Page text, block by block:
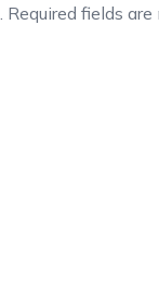
Required fields